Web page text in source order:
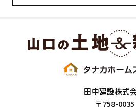
田中建設株式
〒758-0035